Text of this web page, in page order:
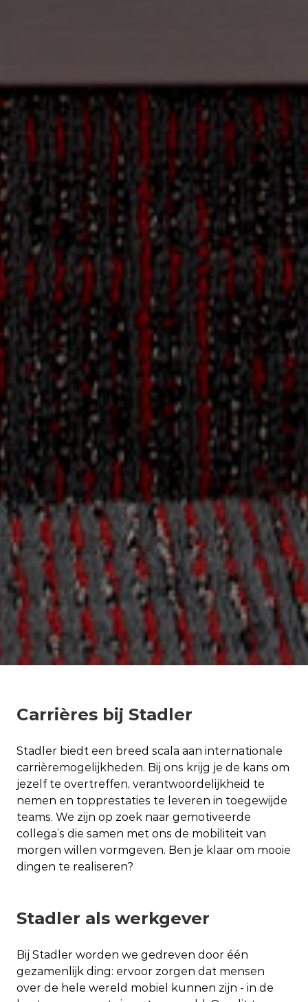
Carrières bij Stadler
Stadler biedt een breed scala aan internationale
carrièremogelijkheden. Bij ons krijg je de kans om
jezelf te overtreffen, verantwoordelijkheid te
nemen en topprestaties te leveren in toegewijde
teams. We zijn op zoek naar gemotiveerde
collega’s die samen met ons de mobiliteit van
morgen willen vormgeven. Ben je klaar om mooie
dingen te realiseren?
Stadler als werkgever
Bij Stadler worden we gedreven door één
gezamenlijk ding: ervoor zorgen dat mensen
over de hele wereld mobiel kunnen zijn - in de